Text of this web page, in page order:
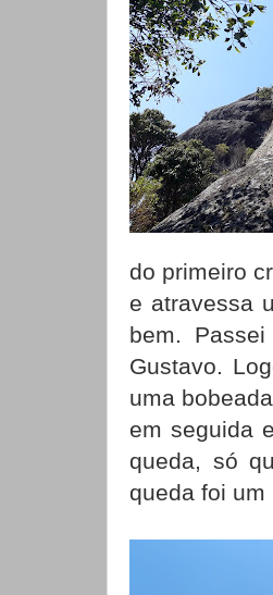
do primeiro
e atravessa
bem.
Gustavo.
uma
em seguida
queda, só
queda foi um